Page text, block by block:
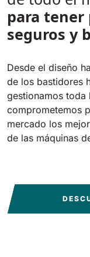
para tener
seguros y
Desde el diseño
de los bastidores
gestionamos toda
comprometemos
mercado los
de las máquinas